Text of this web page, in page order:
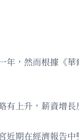
年，然而根據《
上升，薪資增
近期在經濟報告